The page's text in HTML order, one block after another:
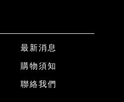
最新消息
購物須知
聯絡我們